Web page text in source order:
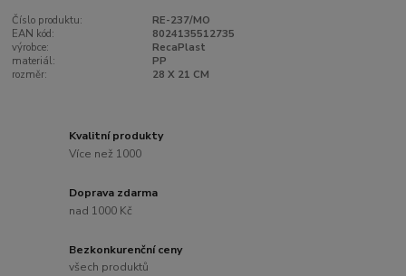
Číslo produktu:
RE-237/MO
EAN kód:
8024135512735
výrobce:
RecaPlast
materiál:
PP
rozměr:
28 X 21 CM
Kvalitní produkty
Více než 1000
Doprava zdarma
nad 1000 Kč
Bezkonkurenční ceny
všech produktů